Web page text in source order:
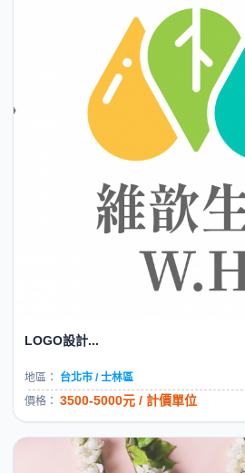
LOGO設計...
地區：
台北市 / 士林區
價格： 3500-5000元 / 計價單位